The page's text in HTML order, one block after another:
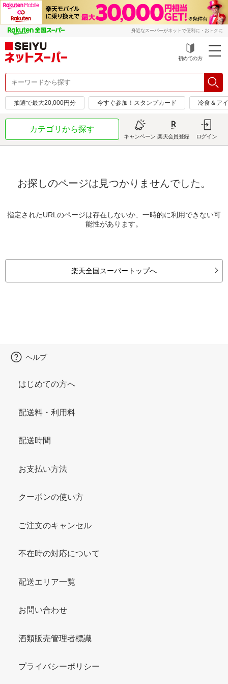
身近なスーパーがネットで便利に・おトクに
初めての方
抽選で最大20,000円分 今すぐ参加！スタンプカード 冷食＆ア
カテゴリから探す
キャンペーン 楽天会員登録 ログイン
お探しのページは見つかりませんでした。
指定されたURLのページは存在しないか、一時的に利用できない可
能性があります。
楽天全国スーパートップへ
ヘルプ
はじめての方へ
配送料・利用料
配送時間
お支払い方法
クーポンの使い方
ご注文のキャンセル
不在時の対応について
配送エリア一覧
お問い合わせ
酒類販売管理者標識
プライバシーポリシー